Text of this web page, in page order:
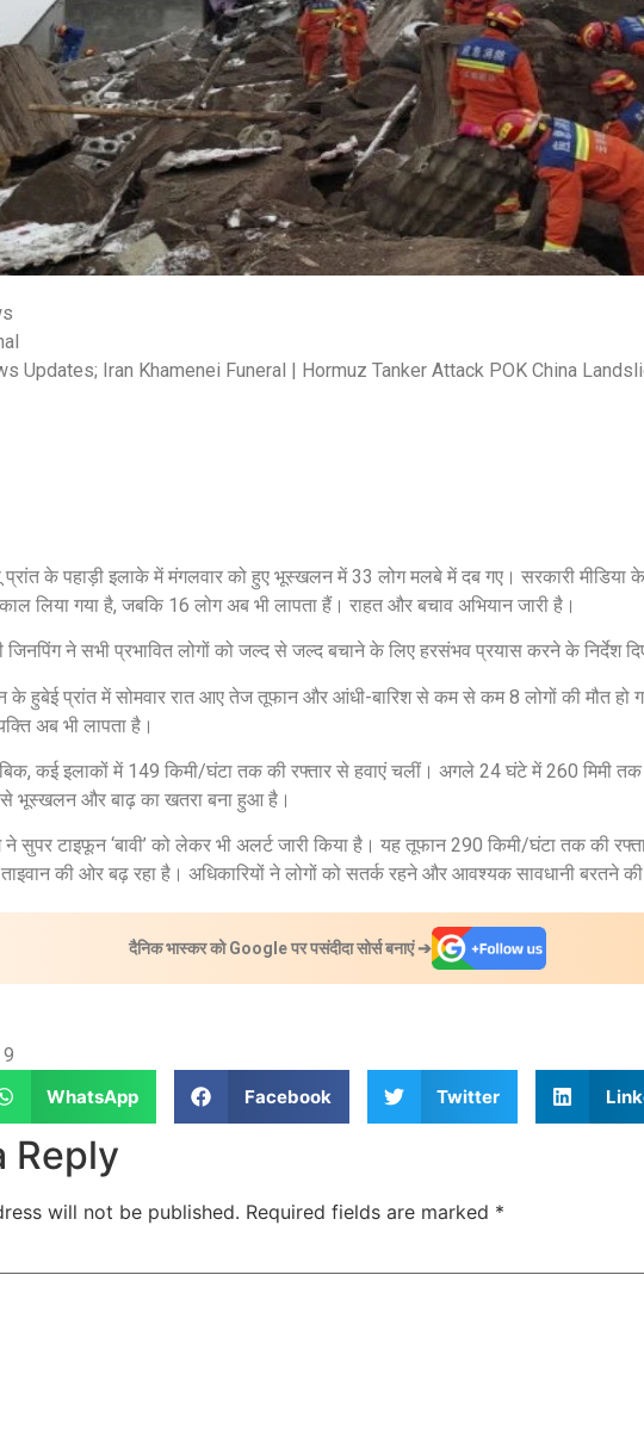
Updates; Iran Khamenei Funeral | Hormuz Tanker Attack POK China
प्रांत के पहाड़ी इलाके में मंगलवार को हुए भूस्खलन में 33 लोग मलबे में दब गए। सरकारी
लिया गया है, जबकि 16 लोग अब भी लापता हैं। राहत और बचाव अभियान जारी है।
जिनपिंग ने सभी प्रभावित लोगों को जल्द से जल्द बचाने के लिए हरसंभव प्रयास करने के निर्देश
के हुबेई प्रांत में सोमवार रात आए तेज तूफान और आंधी-बारिश से कम से कम 8 लोगों की मौत हो
अब भी लापता है।
कई इलाकों में 149 किमी/घंटा तक की रफ्तार से हवाएं चलीं। अगले 24 घंटे में 260 मिमी तक
भूस्खलन और बाढ़ का खतरा बना हुआ है।
ने सुपर टाइफून ‘बावी’ को लेकर भी अलर्ट जारी किया है। यह तूफान 290 किमी/घंटा तक की
की ओर बढ़ रहा है। अधिकारियों ने लोगों को सतर्क रहने और आवश्यक सावधानी बरतने
दैनिक भास्कर को Google पर पसंदीदा सोर्स बनाएं ➔
9
WhatsApp
Facebook Twitter
Reply
will not be published. Required fields are marked *
शेयर करें -